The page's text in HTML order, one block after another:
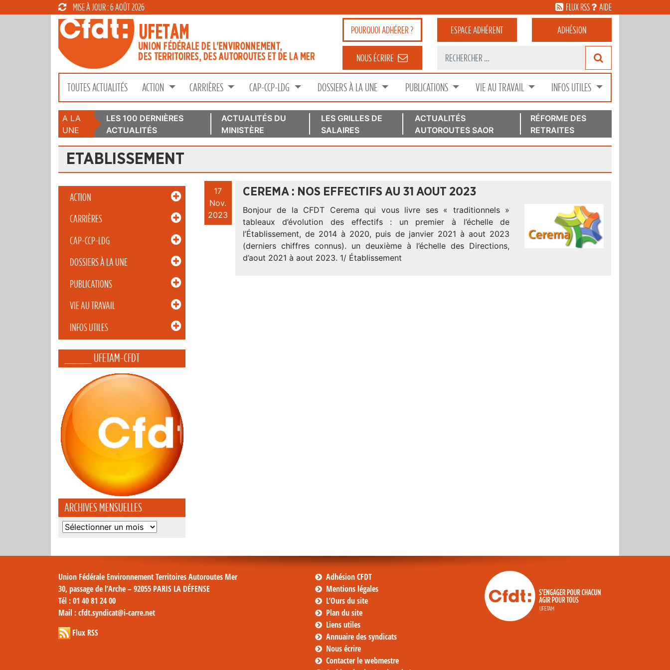
MISE À JOUR : 6 AOÛT 2026 FLUX RSS AIDE
POURQUOIADHÉRER ? ESPACEADHÉRENT ADHÉSION
NOUS ÉCRIRE
TOUTES ACTUALITÉS ACTION CARRIÈRES CAP-CCP-LDG DOSSIERS À LA UNE PUBLICATIONS VIE AU TRAVAIL INFOS UTILES
A LA
UNE
LES 100 DERNIÈRES
ACTUALITÉS
ACTUALITÉS DU
MINISTÈRE
LES GRILLES DE
SALAIRES
ACTUALITÉS
AUTOROUTES SAOR
RÉFORME DES
RETRAITES
ETABLISSEMENT
ACTION
CARRIÈRES
CAP-CCP-LDG
DOSSIERS À LA UNE
PUBLICATIONS
VIE AU TRAVAIL
INFOS UTILES
_____ UFETAM-CFDT
ARCHIVES MENSUELLES
Archives
17
Nov.
2023
CEREMA : NOS EFFECTIFS AU 31 AOUT 2023
Bonjour de la CFDT Cerema qui vous livre ses « traditionnels »
tableaux d’évolution des effectifs : un premier à l’échelle de
l’Établissement, de 2014 à 2020, puis de janvier 2021 à aout 2023
(derniers chiffres connus). un deuxième à l’échelle des Directions,
d’aout 2021 à aout 2023. 1/ Établissement
Union Fédérale Environnement Territoires Autoroutes Mer
30, passage de l’Arche – 92055 PARIS LA DÉFENSE
Tél : 01 40 81 24 00
Mail : cfdt.syndicat@i-carre.net
Flux RSS
Adhésion CFDT
Mentions légales
L’Ours du site
Plan du site
Liens utiles
Annuaire des syndicats
Nous écrire
Contacter le webmestre